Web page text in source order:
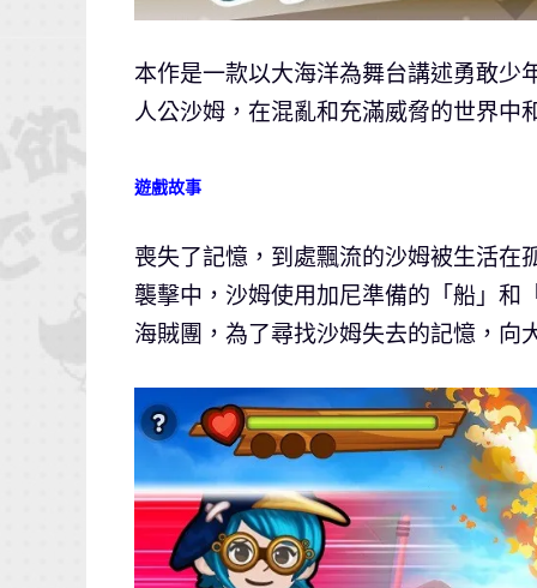
本作是一款以大海洋為舞台講述勇敢少
人公沙姆，在混亂和充滿威脅的世界中
遊戲故事
喪失了記憶，到處飄流的沙姆被生活在
襲擊中，沙姆使用加尼準備的「船」和
海賊團，為了尋找沙姆失去的記憶，向